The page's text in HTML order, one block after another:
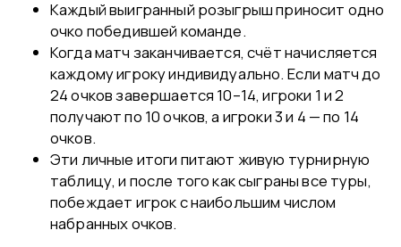
Каждый выигранный розыгрыш приносит одно
очко победившей команде.
Когда матч заканчивается, счёт начисляется
каждому игроку индивидуально. Если матч до
24 очков завершается 10–14, игроки 1 и 2
получают по 10 очков, а игроки 3 и 4 — по 14
очков.
Эти личные итоги питают живую турнирную
таблицу, и после того как сыграны все туры,
побеждает игрок с наибольшим числом
набранных очков.